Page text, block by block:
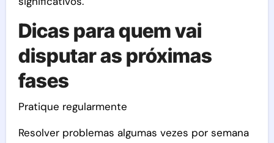
Dicas para quem vai
disputar as próximas
fases
Pratique regularmente
Resolver problemas algumas vezes por semana